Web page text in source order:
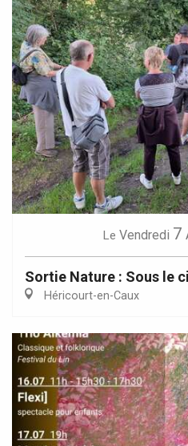
Le Vendredi 7
Sortie Nature : Sous le
Héricourt-en-Caux